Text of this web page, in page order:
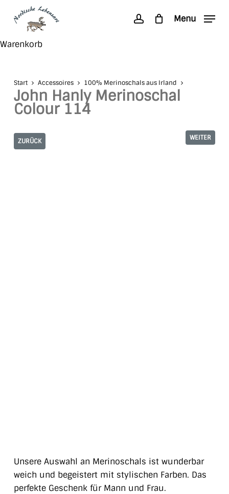
content
accountMenu
WarenkorbClose
Start Accessoires 100% Merinoschals aus Irland
John Hanly Merinoschal
Colour 114
ZURÜCK WEITER
Unsere Auswahl an Merinoschals ist wunderbar
weich und begeistert mit stylischen Farben. Das
perfekte Geschenk für Mann und Frau.